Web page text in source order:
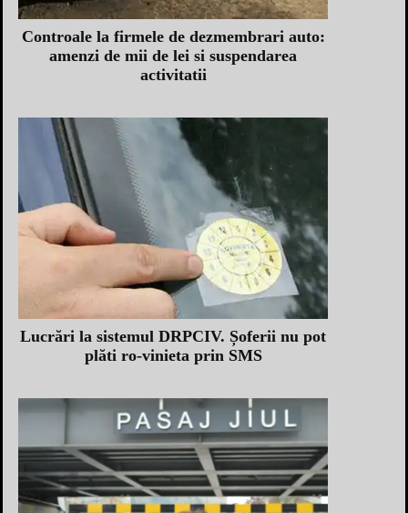
Controale la firmele de dezmembrari auto:
amenzi de mii de lei si suspendarea
activitatii
Lucrări la sistemul DRPCIV. Șoferii nu pot
plăti ro-vinieta prin SMS